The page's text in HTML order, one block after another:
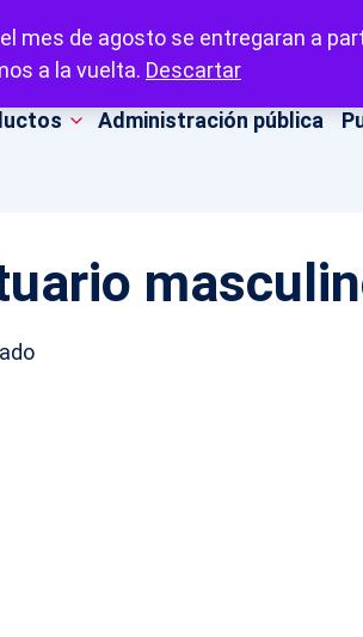
de agosto se entregaran a
a la vuelta. Descartar
Administración pública